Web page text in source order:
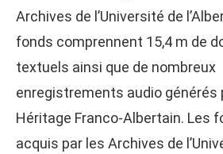
Archives de l’Université de
fonds comprennent 15,4 m de
textuels ainsi que de nombreux
enregistrements audio générés
Héritage Franco-Albertain. Les
acquis par les Archives de